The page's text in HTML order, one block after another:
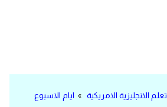
تعلم الانجليزية الامريكية » ايام الاسبوع